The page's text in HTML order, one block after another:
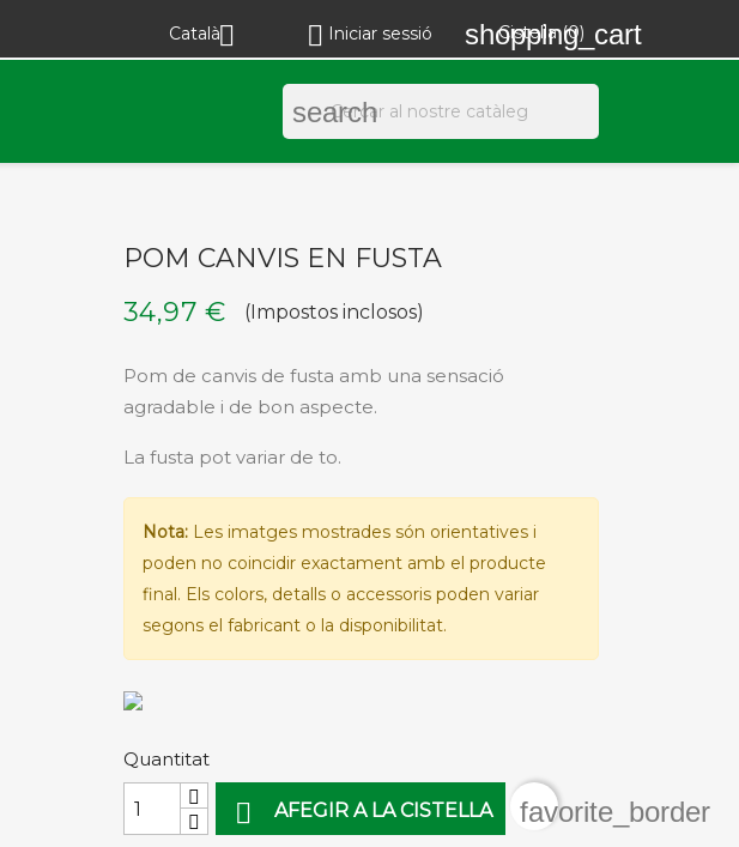
Català  Iniciar sessió shopping_cart
Cistella (0)
search
POM CANVIS EN FUSTA
34,97 €
(Impostos inclosos)
Pom de canvis de fusta amb una sensació
agradable i de bon aspecte.
La fusta pot variar de to.
Nota:Les imatges mostrades són orientatives i
poden no coincidir exactament amb el producte
final. Els colors, detalls o accessoris poden variar
segons el fabricant o la disponibilitat.
Quantitat
 AFEGIR A LA CISTELLA favorite_border